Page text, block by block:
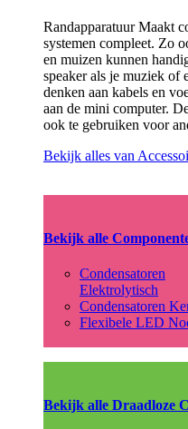
Randapparatuur Maakt
systemen compleet. Zo
en muizen kunnen
speaker als je muziek of
denken aan kabels en
aan de mini computer.
ook te gebruiken voor
Bekijk alles van
Bekijk alle
Condensatoren
Elektrolytisch
Condensatoren
Flexibele LED
Bekijk alle Draadloze